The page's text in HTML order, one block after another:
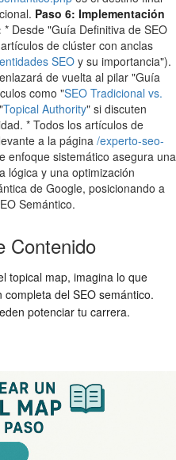
Paso 6: Implementación
* Desde "Guía Definitiva de SEO
de clúster con anclas
entidades SEO y su importancia").
de vuelta al pilar "Guía
como "SEO Tradicional vs.
Topical Authority" si discuten
* Todos los artículos de
a la página /experto-seo-
enfoque sistemático asegura una
lógica y una optimización
de Google, posicionando a
Semántico.
Contenido
topical map, imagina lo que
del SEO semántico.
potenciar tu carrera.